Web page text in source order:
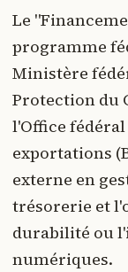
Le
programme
Ministère
Protection du
l'Office
exportations
externe en
trésorerie et
durabilité ou
numériques.